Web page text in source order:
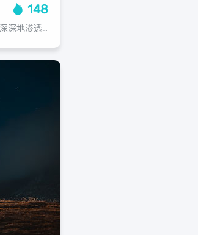
148
游戏为什么需要付费？揭秘背后的经济逻辑游戏作为一种娱乐方式，近年来已经深深地渗透到我们的生活中，人们对于它的价格却有着不同的看法，许多人认为游戏的“价值”在于其精美的画面、丰富的剧情和个性化的角色设计；也有人担忧游戏过于昂贵...